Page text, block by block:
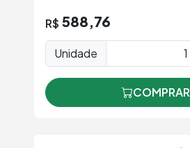
R$ 588,76
Unidade
COMPRAR